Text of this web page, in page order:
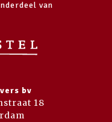
van
bv
18